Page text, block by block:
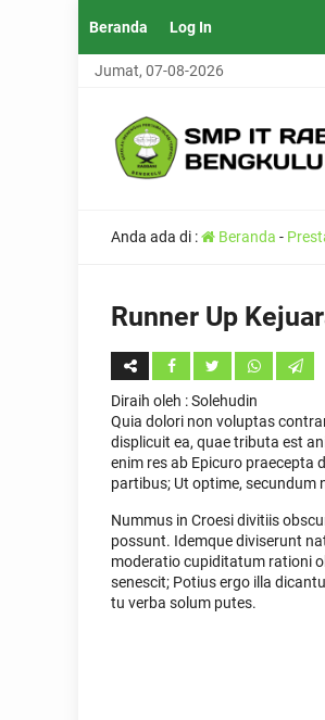
Beranda Log In
Jumat, 07-08-2026
Anda ada di : Beranda -
Runner Up
Diraih oleh : Solehudin
Quia dolori non voluptas
displicuit ea, quae tributa est
enim res ab Epicuro praecepta
partibus; Ut optime,
Nummus in Croesi divitiis
possunt. Idemque diviserunt
moderatio cupiditatum rationi
senescit; Potius ergo illa
tu verba solum putes.